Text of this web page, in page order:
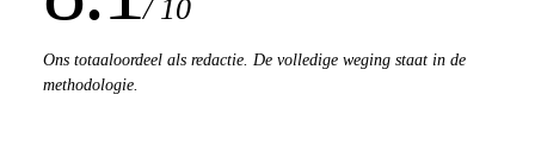
/ 10
Ons totaaloordeel als redactie. De volledige weging staat in de
methodologie.